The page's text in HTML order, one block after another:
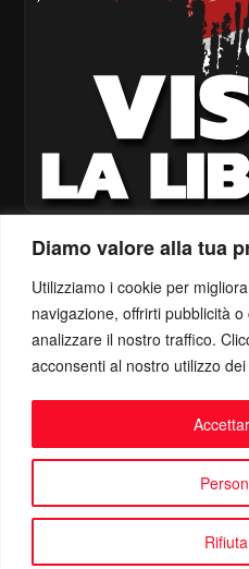
Diamo valore alla tua
Utilizziamo i cookie per
navigazione, offrirti pubblicità
analizzare il nostro traffico.
acconsenti al nostro utilizzo